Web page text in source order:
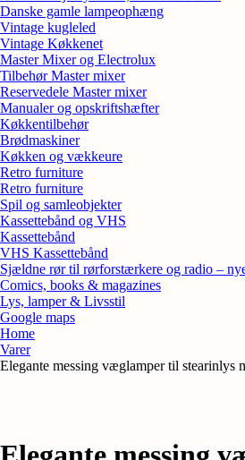
Danske gamle lampeophæng
Vintage kugleled
Vintage Køkkenet
Master Mixer og Electrolux
Tilbehør Master mixer
Reservedele Master mixer
Manualer og opskriftshæfter
Køkkentilbehør
Brødmaskiner
Køkken og vækkeure
Retro furniture
Retro furniture
Spil og samleobjekter
Kassettebånd og VHS
Kassettebånd
VHS Kassettebånd
Sjældne rør til rørforstærkere og radio –
Comics, books & magazines
Lys, lamper & Livsstil
Google maps
Home
Varer
Elegante messing væglamper til stearinlys